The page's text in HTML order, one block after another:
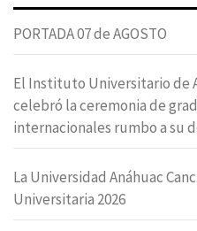
PORTADA 07 de AGOSTO
El Instituto Universitario de
celebró la ceremonia de
internacionales rumbo a su
La Universidad Anáhuac
Universitaria 2026